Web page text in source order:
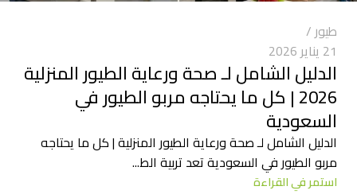
طيور
21 يناير 2026
الدليل الشامل لـ صحة ورعاية الطيور المنزلية
2026 | كل ما يحتاجه مربو الطيور في
السعودية
الدليل الشامل لـ صحة ورعاية الطيور المنزلية | كل ما يحتاجه
مربو الطيور في السعودية تعد تربية الط...
استمر في القراءة